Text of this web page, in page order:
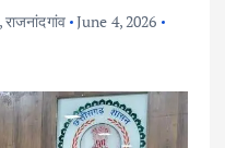
राजनांदगांव June 4, 2026